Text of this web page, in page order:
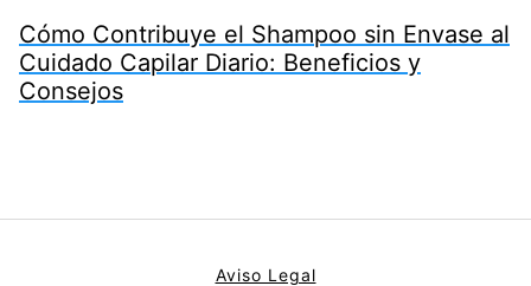
Cómo Contribuye el Shampoo sin Envase al
Cuidado Capilar Diario: Beneficios y
Consejos
Aviso Legal